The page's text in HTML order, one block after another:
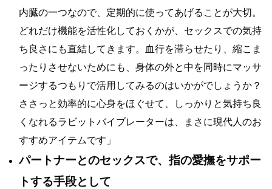
内臓の一つなので、定期的に使ってあげることが大切。
どれだけ機能を活性化しておくかが、セックスでの気持
ち良さにも直結してきます。血行を滞らせたり、縮こま
ったりさせないためにも、身体の外と中を同時にマッサ
ージするつもりで活用してみるのはいかがでしょうか？
ささっと効率的に心身をほぐせて、しっかりと気持ち良
くなれるラビットバイブレーターは、まさに現代人のお
すすめアイテムです」
パートナーとのセックスで、指の愛撫をサポー
トする手段として